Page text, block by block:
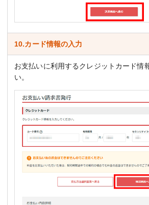
10.カード情報の入力
お支払いに利用するクレジットカード情
い。